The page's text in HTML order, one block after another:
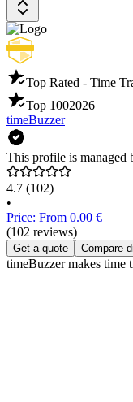
Top Rated - Time
Top 1002026
timeBuzzer
This profile is managed
4.7 (102)
•
Price: From 0.00 €
(102 reviews)
Get a quote Compare
timeBuzzer makes time